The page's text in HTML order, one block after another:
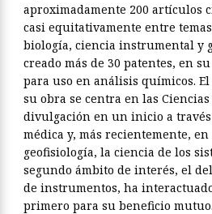
aproximadamente 200 artículos
casi equitativamente entre
biología, ciencia instrumental y
creado más de 30 patentes, en
para uso en análisis químicos.
su obra se centra en las
divulgación en un inicio a
médica y, más recientemente,
geofisiología, la ciencia de los
segundo ámbito de interés, el
de instrumentos, ha
primero para su beneficio